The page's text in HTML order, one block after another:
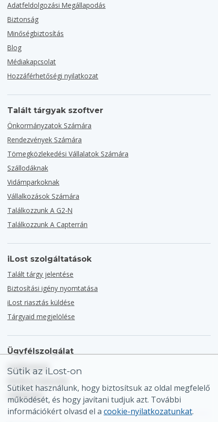
Adatfeldolgozási Megállapodás
Biztonság
Minőségbiztosítás
Blog
Médiakapcsolat
Hozzáférhetőségi nyilatkozat
Talált tárgyak szoftver
Önkormányzatok Számára
Rendezvények Számára
Tömegközlekedési Vállalatok Számára
Szállodáknak
Vidámparkoknak
Vállalkozások Számára
Találkozzunk A G2-N
Találkozzunk A Capterrán
iLost szolgáltatások
Talált tárgy jelentése
Biztosítási igény nyomtatása
iLost riasztás küldése
Tárgyaid megjelölése
Ügyfélszolgálat
Súgóközpont
Oldaltérkép
Sütik az iLost-on
Sütiket használunk, hogy biztosítsuk az oldal megfelelő
működését, és hogy javítani tudjuk azt. További
információkért olvasd el a cookie-nyilatkozatunkat.